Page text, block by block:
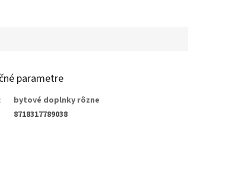
parametre
:
bytové doplnky rôzne
8718317789038